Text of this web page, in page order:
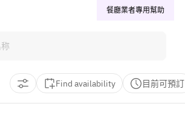
餐廳業者專用幫助
Find availability 目前可預訂